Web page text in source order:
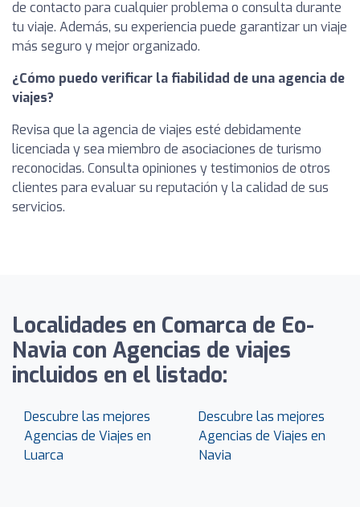
de contacto para cualquier problema o consulta durante
tu viaje. Además, su experiencia puede garantizar un viaje
más seguro y mejor organizado.
¿Cómo puedo verificar la fiabilidad de una agencia de
viajes?
Revisa que la agencia de viajes esté debidamente
licenciada y sea miembro de asociaciones de turismo
reconocidas. Consulta opiniones y testimonios de otros
clientes para evaluar su reputación y la calidad de sus
servicios.
Localidades en Comarca de Eo-
Navia con Agencias de viajes
incluidos en el listado:
Descubre las mejores
Agencias de Viajes en
Luarca
Descubre las mejores
Agencias de Viajes en
Navia